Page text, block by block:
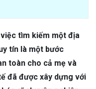
tìm kiếm một địa
tín là một bước
toàn cho cả mẹ và
đã được xây dựng với